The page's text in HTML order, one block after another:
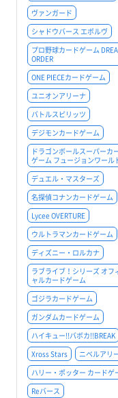
ヴァンガード
シャドウバース エボルヴ
プロ野球カードゲーム
ORDER
ONE PIECEカードゲーム
ユニオンアリーナ
バトルスピリッツ
デジモンカードゲーム
ドラゴンボールスーパーカ
ゲーム フュージョンワール
デュエル・マスターズ
名探偵コナンカードゲーム
Lycee OVERTURE
ウルトラマンカードゲーム
ディズニー・ロルカナ
ラブライブ！シリーズ オフ
ャルカードゲーム
ゴジラカードゲーム
ガンダムカードゲーム
ハイキュー!!バボカ!!BREAK
Xross Stars
ニベルアリ
ハリー・ポッター カードゲ
Reバース